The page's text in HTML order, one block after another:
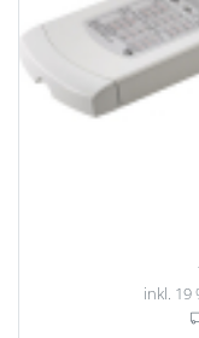
inkl. 19